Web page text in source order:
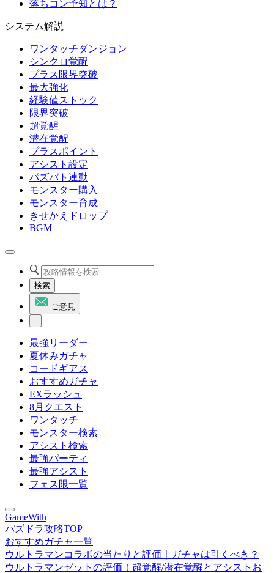
落ちコン予知とは？
システム解説
ワンタッチダンジョン
シンクロ覚醒
プラス限界突破
最大強化
経験値ストック
限界突破
超覚醒
潜在覚醒
プラスポイント
アシスト設定
パズバト連動
モンスター購入
モンスター育成
きせかえドロップ
BGM
検索
ご意見
最強リーダー
夏休みガチャ
コードギアス
おすすめガチャ
EXラッシュ
8月クエスト
ワンタッチ
モンスター検索
アシスト検索
最強パーティ
最強アシスト
フェス限一覧
GameWith
パズドラ攻略TOP
おすすめガチャ一覧
ウルトラマンコラボの当たりと評価｜ガチャは引くべき？
ウルトラマンゼットの評価！超覚醒/潜在覚醒とアシストお